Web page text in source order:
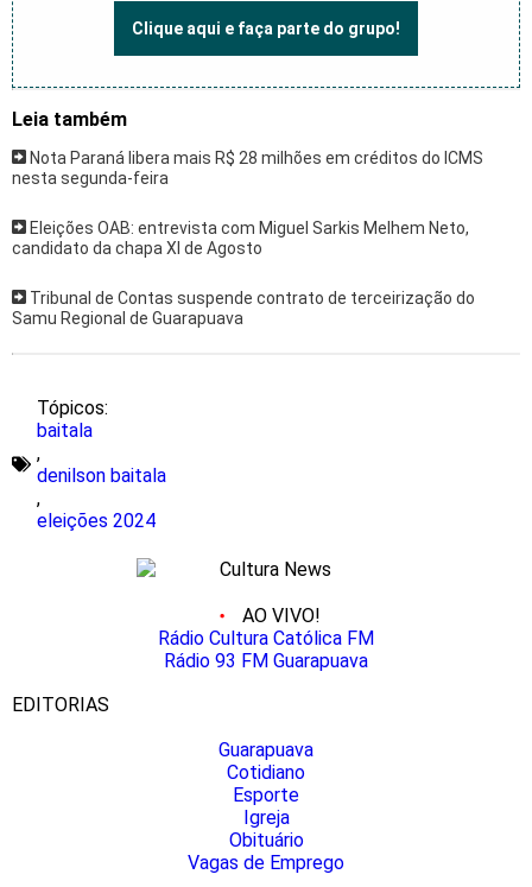
Clique aqui e faça parte do grupo!
Leia também
Nota Paraná libera mais R$ 28 milhões em créditos do ICMS
nesta segunda-feira
Eleições OAB: entrevista com Miguel Sarkis Melhem Neto,
candidato da chapa XI de Agosto
Tribunal de Contas suspende contrato de terceirização do
Samu Regional de Guarapuava
Tópicos:
baitala
,
denilson baitala
,
eleições 2024
AO VIVO!
Rádio Cultura Católica FM
Rádio 93 FM Guarapuava
EDITORIAS
Guarapuava
Cotidiano
Esporte
Igreja
Obituário
Vagas de Emprego